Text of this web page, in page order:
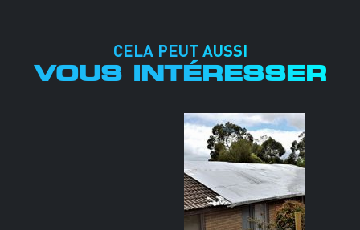
CELA PEUT AUSSI
VOUS INTÉRESSER